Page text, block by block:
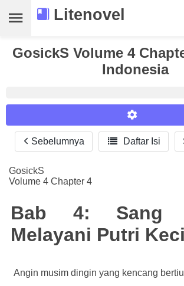
Litenovel
Daftar Novel
Tags
Bookmark
Cari
GosickS Volume 4
Indonesia
Reader Settings
Font :
Titillium Web
Size :
Sebelumnya  Daftar Isi
GosickS
Volume 4 Chapter 4
Bab 4: Sang
Melayani Putri
Angin musim dingin yang kencang